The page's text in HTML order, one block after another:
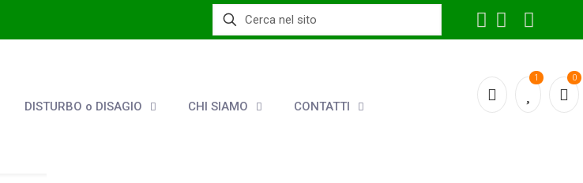
DISTURBO o DISAGIO CHI SIAMO CONTATTI
1 0